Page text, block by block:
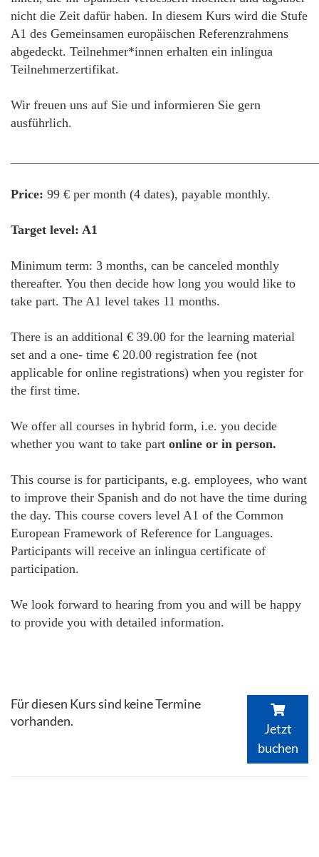
nicht die Zeit dafür haben. In diesem Kurs wird die Stufe
A1 des Gemeinsamen europäischen Referenzrahmens
abgedeckt. Teilnehmer*innen erhalten ein inlingua
Teilnehmerzertifikat.
Wir freuen uns auf Sie und informieren Sie gern
ausführlich.
Price: 99 € per month (4 dates), payable monthly.
Target level: A1
Minimum term: 3 months, can be canceled monthly
thereafter. You then decide how long you would like to
take part. The A1 level takes 11 months.
There is an additional € 39.00 for the learning material
set and a one- time € 20.00 registration fee (not
applicable for online registrations) when you register for
the first time.
We offer all courses in hybrid form, i.e. you decide
whether you want to take part online or in person.
This course is for participants, e.g. employees, who want
to improve their Spanish and do not have the time during
the day. This course covers level A1 of the Common
European Framework of Reference for Languages.
Participants will receive an inlingua certificate of
participation.
We look forward to hearing from you and will be happy
to provide you with detailed information.
Für diesen Kurs sind keine Termine
vorhanden.
Jetzt
buchen